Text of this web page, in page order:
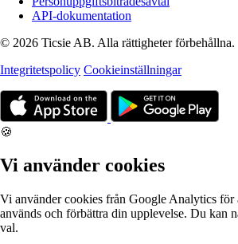
API-dokumentation
© 2026 Ticsie AB. Alla rättigheter förbehållna.
Integritetspolicy Cookieinställningar
🍪
Vi använder cookies
Vi använder cookies från Google Analytics för
används och förbättra din upplevelse. Du kan
val.